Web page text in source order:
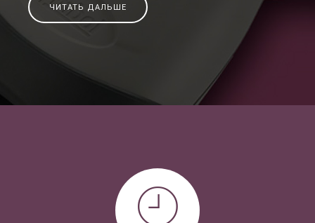
ЧИТАТЬ ДАЛЬШЕ